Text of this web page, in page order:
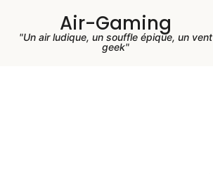
Air-Gaming
"Un air ludique, un souffle épique, un vent
geek"